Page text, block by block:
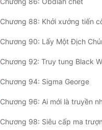
Chương 88: Khởi xướng tiến
Chương 90: Lấy Một Địch
Chương 92: Truy tung Black
Chương 94: Sigma George
Chương 96: Ai mới là truyền
Chương 98: Siêu cấp ma